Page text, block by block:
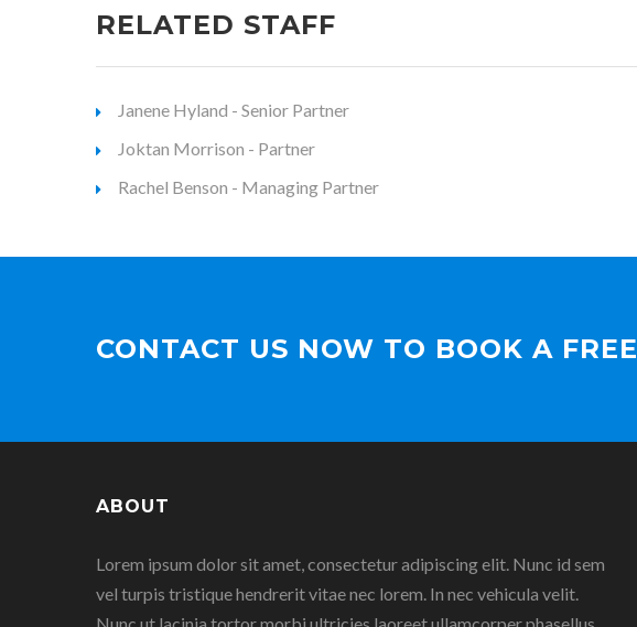
RELATED STAFF
Janene Hyland - Senior Partner
Joktan Morrison - Partner
Rachel Benson - Managing Partner
CONTACT US NOW TO BOOK A
ABOUT
Lorem ipsum dolor sit amet, consectetur adipiscing elit. Nunc id sem
vel turpis tristique hendrerit vitae nec lorem. In nec vehicula velit.